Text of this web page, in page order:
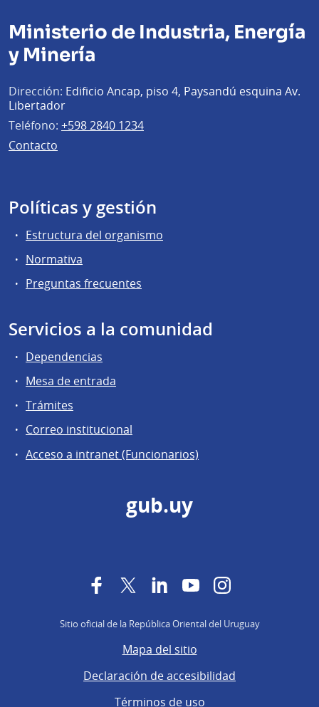
Ministerio de Industria, Energía
y Minería
Dirección: Edificio Ancap, piso 4, Paysandú esquina Av.
Libertador
Teléfono: +598 2840 1234
Contacto
Políticas y gestión
Estructura del organismo
Normativa
Preguntas frecuentes
Servicios a la comunidad
Dependencias
Mesa de entrada
Trámites
Correo institucional
Acceso a intranet (Funcionarios)
gub.uy
FacebookTwitter LinkedInYouTubeInstagram
Sitio oficial de la República Oriental del Uruguay
Mapa del sitio
Declaración de accesibilidad
Términos de uso